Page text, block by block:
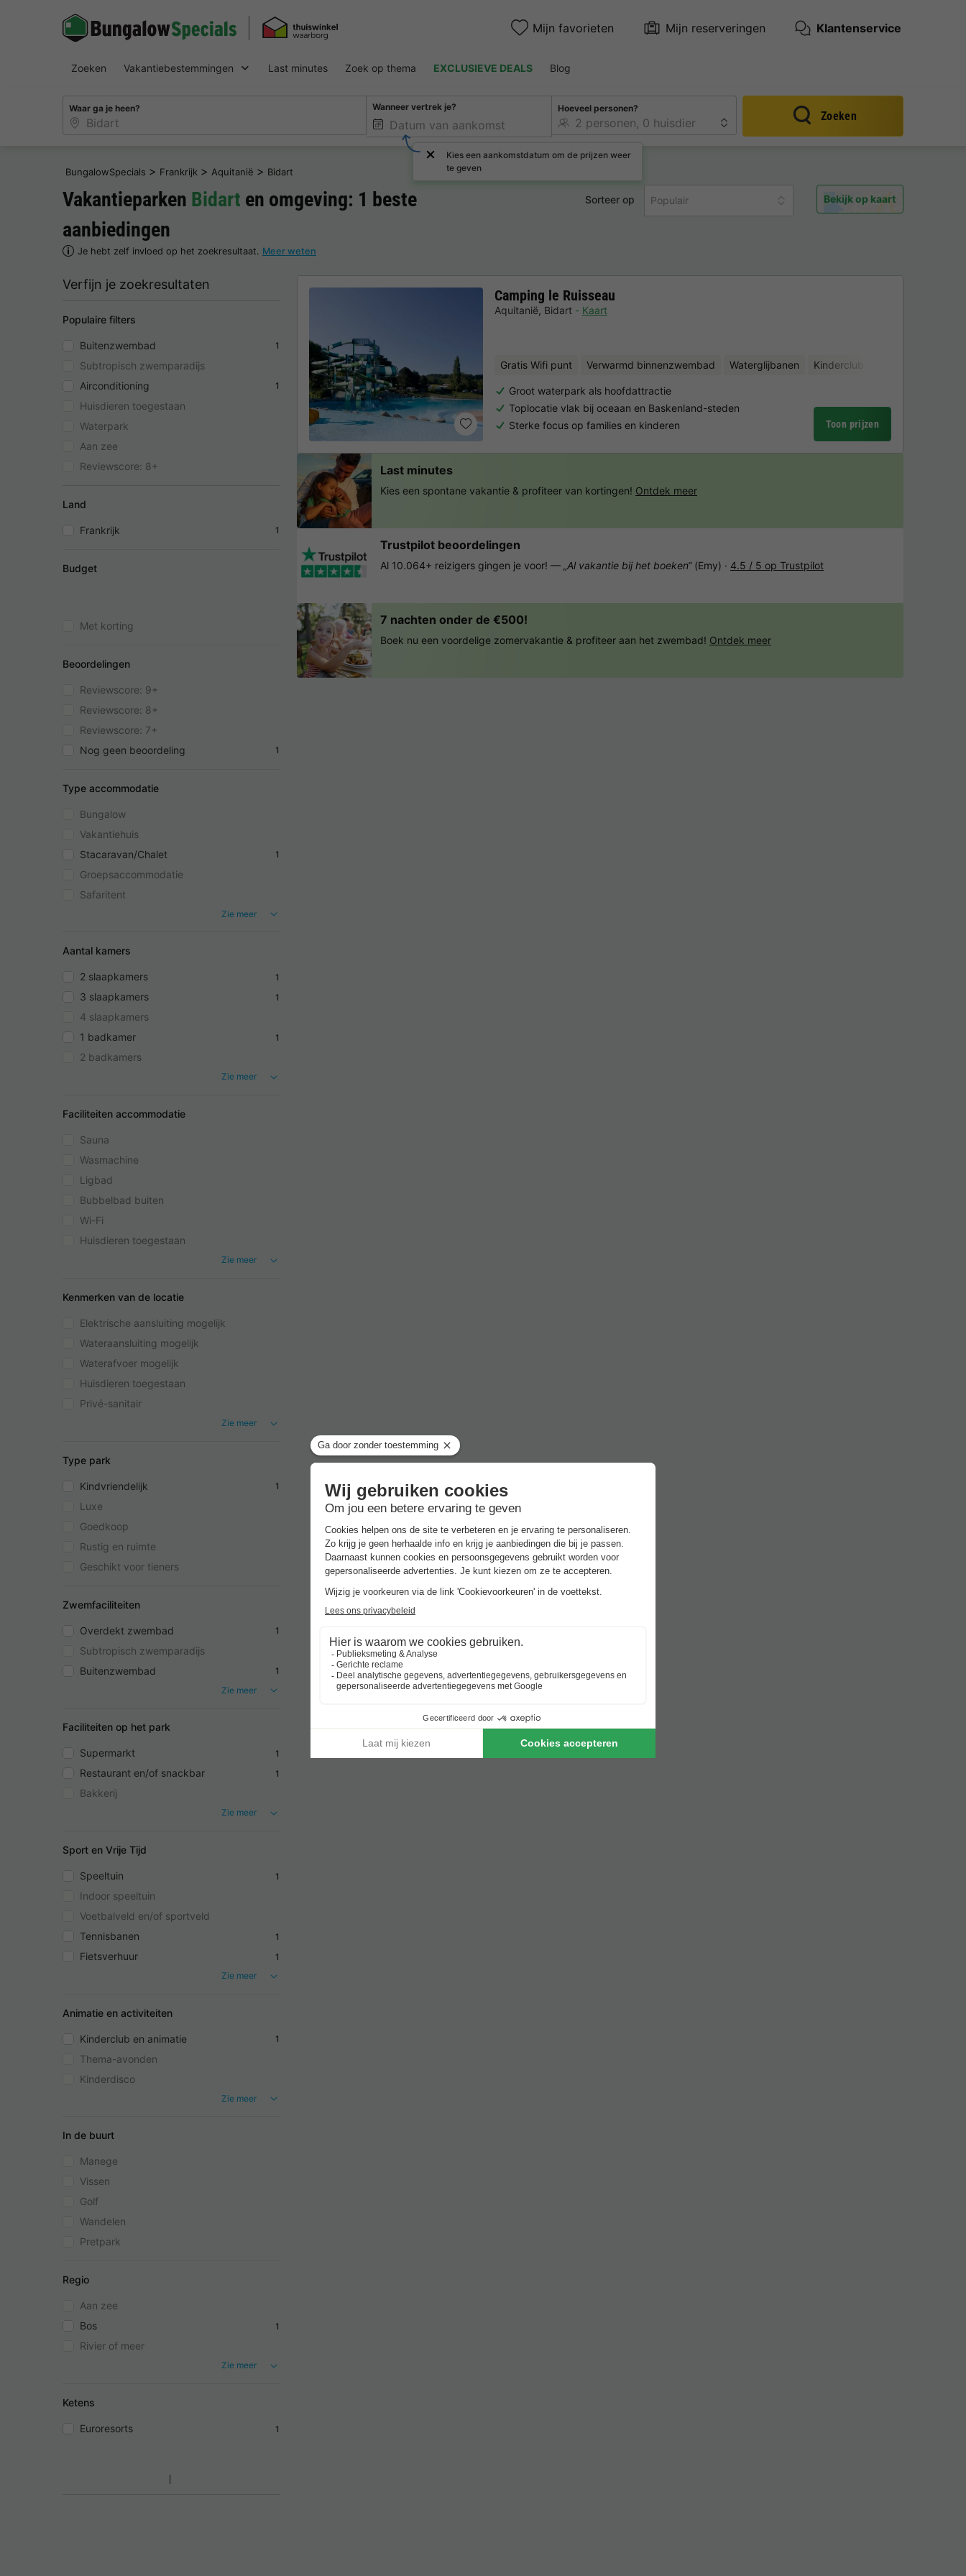
Mijn favorieten Mijn reserveringen Klantenservice
Zoeken Vakantiebestemmingen Last minutes Zoek op thema EXCLUSIEVE DEALS Blog
Waar ga je heen? Wanneer vertrek je?
Kies een aankomstdatum om de prijzen weer
te geven
Hoeveel personen?
Zoeken
BungalowSpecials > Frankrijk > Aquitanië > Bidart
Vakantieparken Bidart en omgeving: 1 beste
aanbiedingen
Je hebt zelf invloed op het zoekresultaat. Meer weten
Sorteer op Populair Bekijk op kaart
Verfijn je zoekresultaten
Populaire filters
Buitenzwembad 1
Subtropisch zwemparadijs
Airconditioning
1
Huisdieren toegestaan
Waterpark
Aan zee
Reviewscore: 8+
Land
Frankrijk 1
Budget
Met korting
Beoordelingen
Reviewscore: 9+
Reviewscore: 8+
Reviewscore: 7+
Nog geen beoordeling
1
Type accommodatie
Bungalow
Vakantiehuis
Stacaravan/Chalet
1
Groepsaccommodatie
Safaritent
Zie meer
Aantal kamers
2 slaapkamers 1
3 slaapkamers 1
4 slaapkamers
1 badkamer
1
2 badkamers
Zie meer
Faciliteiten accommodatie
Sauna
Wasmachine
Ligbad
Bubbelbad buiten
Wi-Fi
Huisdieren toegestaan
Zie meer
Kenmerken van de locatie
Elektrische aansluiting mogelijk
Wateraansluiting mogelijk
Waterafvoer mogelijk
Huisdieren toegestaan
Privé-sanitair
Zie meer
Type park
Kindvriendelijk 1
Luxe
Goedkoop
Rustig en ruimte
Geschikt voor tieners
Zwemfaciliteiten
Overdekt zwembad 1
Subtropisch zwemparadijs
Buitenzwembad
1
Zie meer
Faciliteiten op het park
Supermarkt 1
Restaurant en/of snackbar 1
Bakkerij
Zie meer
Sport en Vrije Tijd
Speeltuin 1
Indoor speeltuin
Voetbalveld en/of sportveld
Tennisbanen
1
Fietsverhuur
1
Zie meer
Animatie en activiteiten
Kinderclub en animatie 1
Thema-avonden
Kinderdisco
Zie meer
In de buurt
Manege
Vissen
Golf
Wandelen
Pretpark
Regio
Aan zee
Bos
1
Rivier of meer
Zie meer
Ketens
Euroresorts 1
Camping le Ruisseau
Aquitanië, Bidart Kaart
Gratis Wifi punt Verwarmd binnenzwembad Waterglijbanen Kinderclub
Groot waterpark als hoofdattractie
Toplocatie vlak bij oceaan en Baskenland-steden
Sterke focus op families en kinderen
Toon prijzen
Last minutes
Kies een spontane vakantie & profiteer van kortingen! Ontdek meer
Trustpilot beoordelingen
Al 10.064+ reizigers gingen je voor! — „Al vakantie bij het boeken“(Emy) · 4.5 / 5 op Trustpilot
7 nachten onder de €500!
Boek nu een voordelige zomervakantie & profiteer aan het zwembad! Ontdek meer